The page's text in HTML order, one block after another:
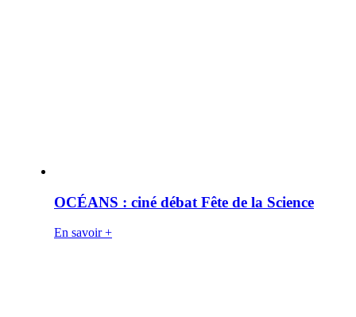
OCÉANS : ciné débat Fête de la Science
En savoir +